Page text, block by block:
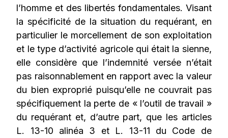
l’homme et des libertés fondamentales. Visant
la spécificité de la situation du requérant, en
particulier le morcellement de son exploitation
et le type d’activité agricole qui était la sienne,
elle considère que l’indemnité versée n’était
pas raisonnablement en rapport avec la valeur
du bien exproprié puisqu’elle ne couvrait pas
spécifiquement la perte de « l’outil de travail »
du requérant et, d’autre part, que les articles
L. 13-10 alinéa 3 et L. 13-11 du Code de